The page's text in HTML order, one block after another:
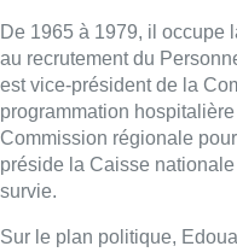
De 1965 à 1979, il occupe
au recrutement du
est vice-président de la
programmation
Commission régionale
préside la Caisse
survie.
Sur le plan politique,